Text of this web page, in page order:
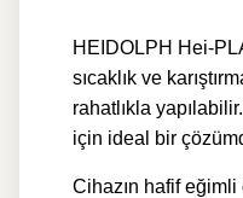
HEIDOLPH Hei-
sıcaklık ve
rahatlıkla
için ideal bir
Cihazın hafif eğimli